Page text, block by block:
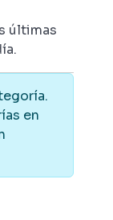
últimas
en